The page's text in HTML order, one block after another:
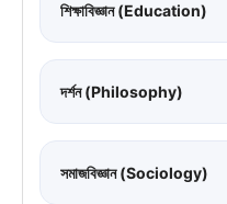
শিক্ষাবিজ্ঞান (Education)
দর্শন (Philosophy)
সমাজবিজ্ঞান (Sociology)